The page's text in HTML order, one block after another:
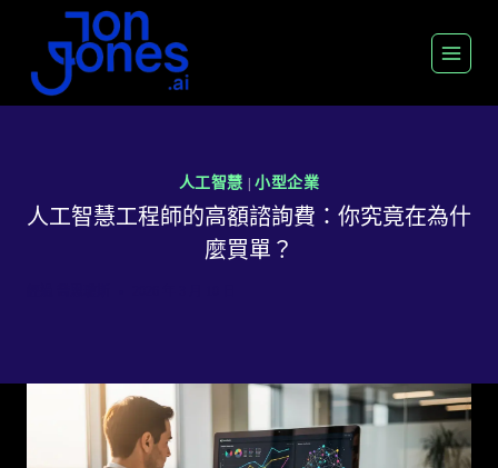
人工智慧 小型企業
人工智慧工程師的高額諮詢費：你究竟在為什
麼買單？